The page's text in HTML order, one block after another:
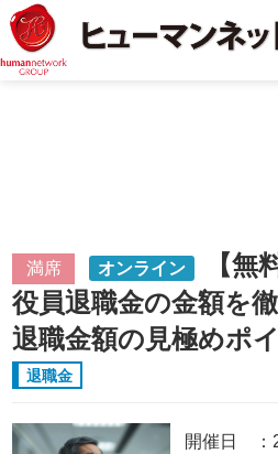
満席 オンライン
【無
役員退職金の金額を
退職金額の見極めポ
退職金
開催日